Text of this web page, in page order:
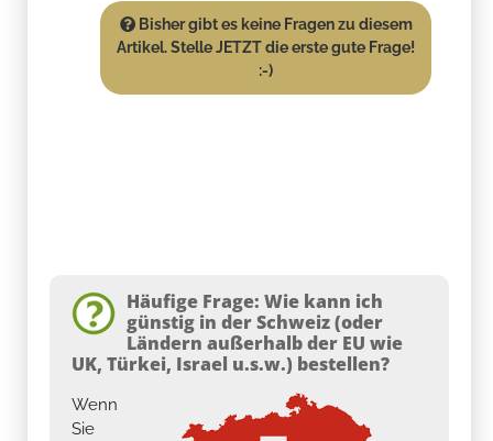
Bisher gibt es keine Fragen zu diesem
Artikel. Stelle JETZT die erste gute Frage!
:-)
Häufige Frage: Wie kann ich
günstig in der Schweiz (oder
Ländern außerhalb der EU wie
UK, Türkei, Israel u.s.w.) bestellen?
Wenn
Sie